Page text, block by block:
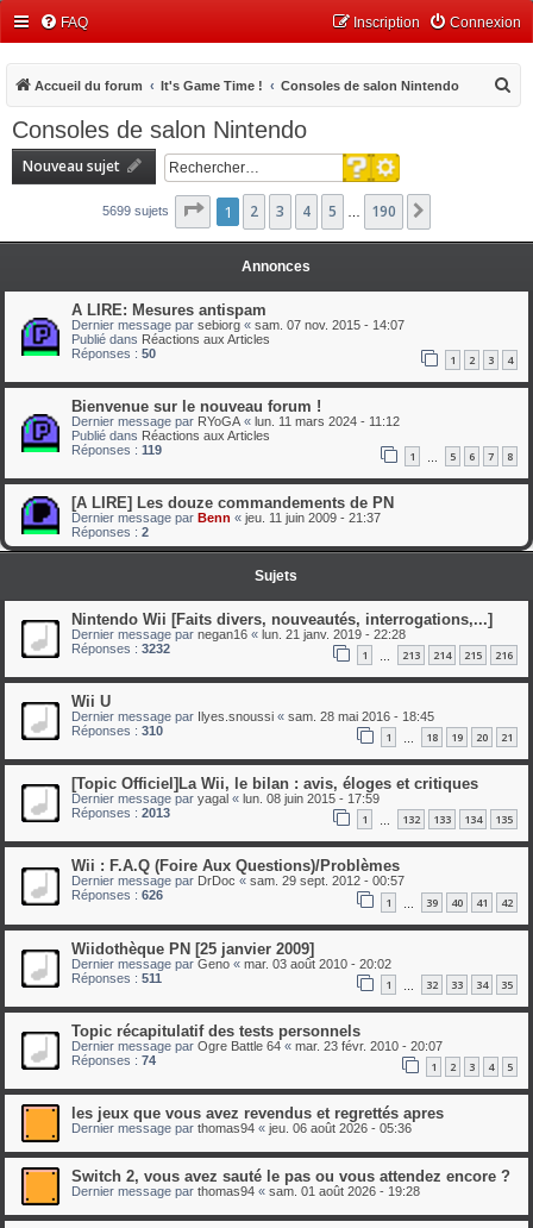
FAQ Connexion
Inscription
Accueil du forum It's Game Time ! Consoles de salon Nintendo
Consoles de salon Nintendo
Nouveau sujet
Rechercher
Recherche avancée
5699 sujets Page sur190
1 2 3 4 5 190
Annonces
A LIRE: Mesures antispam
Dernier message par sebiorg « sam. 07 nov. 2015 - 14:07
Publié dans Réactions aux Articles
Réponses : 50 1 2 3 4
Bienvenue sur le nouveau forum !
Dernier message par RYoGA « lun. 11 mars 2024 - 11:12
Publié dans Réactions aux Articles
Réponses : 119 1 … 5 6 7 8
[A LIRE] Les douze commandements de PN
Dernier message par Benn « jeu. 11 juin 2009 - 21:37
Réponses : 2
Sujets
Nintendo Wii [Faits divers, nouveautés, interrogations,...]
Dernier message par negan16 « lun. 21 janv. 2019 - 22:28
Réponses : 3232 1 … 213 214 215 216
Wii U
Dernier message par Ilyes.snoussi « sam. 28 mai 2016 - 18:45
Réponses : 310 1 … 18 19 20 21
[Topic Officiel]La Wii, le bilan : avis, éloges et critiques
Dernier message par yagal « lun. 08 juin 2015 - 17:59
Réponses : 2013 1 … 132 133 134 135
Wii : F.A.Q (Foire Aux Questions)/Problèmes
Dernier message par DrDoc « sam. 29 sept. 2012 - 00:57
Réponses : 626 1 39 40 41 42
Wiidothèque PN [25 janvier 2009]
Dernier message par Geno « mar. 03 août 2010 - 20:02
Réponses : 511 1 32 33 34 35
Topic récapitulatif des tests personnels
Dernier message par Ogre Battle 64 « mar. 23 févr. 2010 - 20:07
Réponses : 74 1 2 3 4 5
les jeux que vous avez revendus et regrettés apres
Dernier message par thomas94 « jeu. 06 août 2026 - 05:36
Switch 2, vous avez sauté le pas ou vous attendez encore ?
Dernier message par thomas94 « sam. 01 août 2026 - 19:28